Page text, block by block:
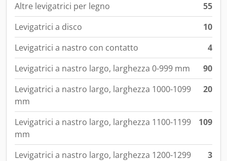
Altre levigatrici per legno
55
Levigatrici a disco
10
Levigatrici a nastro con contatto
4
Levigatrici a nastro largo, larghezza 0-999 mm
90
Levigatrici a nastro largo, larghezza 1000-1099
mm
20
Levigatrici a nastro largo, larghezza 1100-1199
mm
109
Levigatrici a nastro largo, larghezza 1200-1299
3